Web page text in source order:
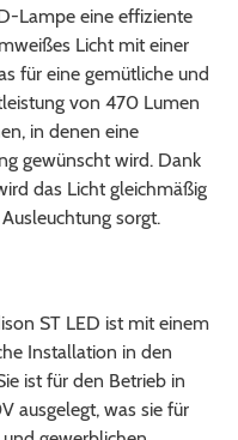
Lampe eine effiziente
Licht mit einer
für eine gemütliche und
von 470 Lumen
in denen eine
gewünscht wird. Dank
das Licht gleichmäßig
sorgt.
ST LED ist mit einem
Installation in den
ist für den Betrieb in
ausgelegt, was sie für